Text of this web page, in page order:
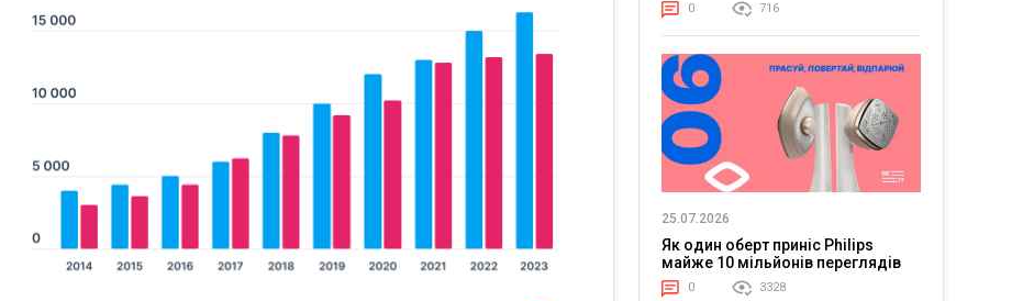
0 716
25.07.2026
Як один оберт приніс Philips
майже 10 мільйонів переглядів
0 3328